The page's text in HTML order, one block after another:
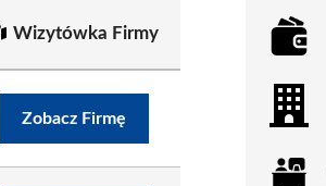
Wizytówka Firmy
Zobacz Firmę